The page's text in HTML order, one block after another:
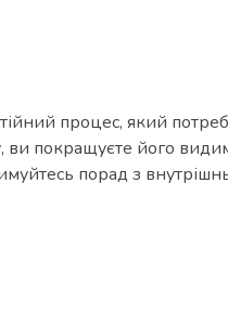
процес, який
покращуєте його
порад з